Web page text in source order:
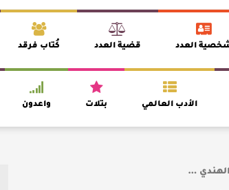
محمد بدوي
العدد قضية العدد كُتاب فرقد
الأدب العالمي بتلات واعدون
…